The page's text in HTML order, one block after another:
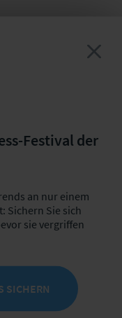
Festival der
an nur einem
Sichern Sie sich
sie vergriffen
SICHERN